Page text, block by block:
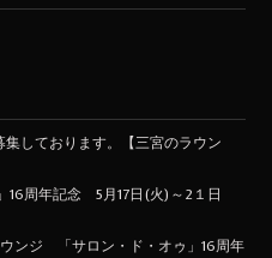
しております。【三宮のラウン
周年記念 5月17日(火)～2１日
ンジ 「サロン・ド・オゥ」16周年